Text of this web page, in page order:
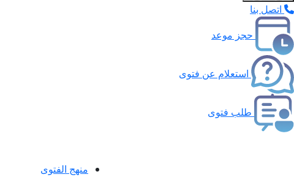
اتصل بنا
حجز موعد
استعلام عن فتوى
طلب فتوى
منهج الفتوى